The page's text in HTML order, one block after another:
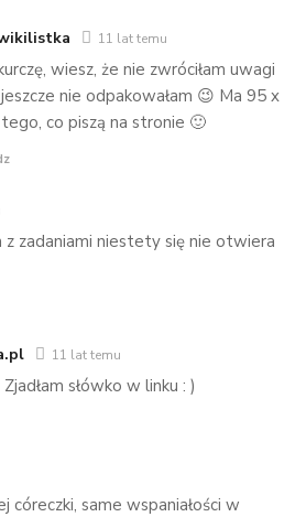
11 lat temu
wiesz, że nie zwróciłam uwagi
nie odpakowałam 😉 Ma 95 x
co piszą na stronie 🙂
zadaniami niestety się nie otwiera
11 lat temu
słówko w linku : )
córeczki, same wspaniałości w